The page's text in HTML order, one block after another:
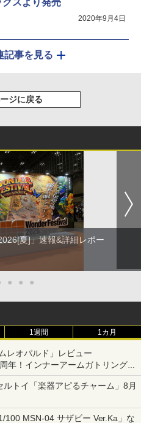
2020年9月4日
記事を見る
ジに戻る
夏]」速報&詳細レポー
● ● ●
1週間 1カ月
レオパルド」レビュー
年！インナーアームガトリングの
マットでキット化！
トイ「楽器アピるチャーム」8月
3色
100 MSN-04 サザビー Ver.Ka」な